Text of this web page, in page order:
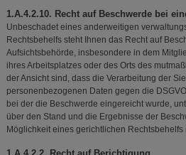
1.A.4.2.10. Recht auf Beschwerde bei
Unbeschadet eines anderweitigen
Rechtsbehelfs steht Ihnen das Recht auf
Aufsichtsbehörde, insbesondere in dem
ihres Arbeitsplatzes oder des Orts des
der Ansicht sind, dass die Verarbeitung der
personenbezogenen Daten gegen die
bei der die Beschwerde eingereicht wurde,
über den Stand und die Ergebnisse der
Möglichkeit eines gerichtlichen Rechtsbehelfs